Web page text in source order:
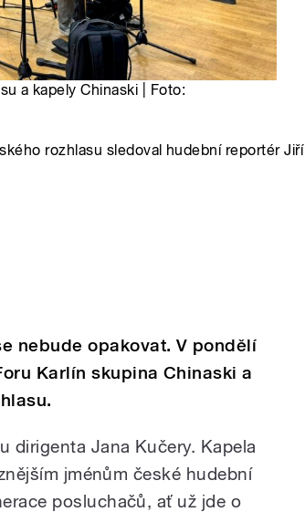
a kapely Chinaski | Foto:
rozhlasu sledoval hudební reportér Jiří
nebude opakovat. V pondělí
Karlín skupina Chinaski a
dirigenta Jana Kučery. Kapela
jménům české hudební
posluchačů, ať už jde o